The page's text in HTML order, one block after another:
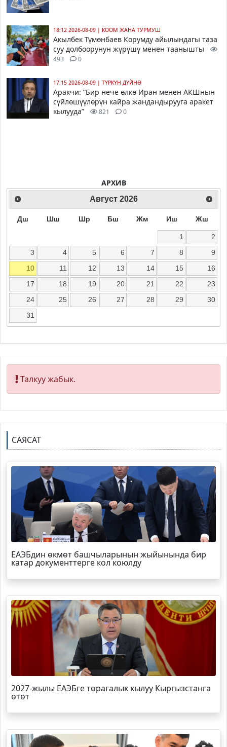
18:12 2026-08-09 | КООМ ЖАНА ТУРМУШ
Акылбек Түмөнбаев Корумду айылындагы таза
суу долбоорунун жүрүшү менен таанышты
493 0
17:15 2026-08-09 | ТҮРКҮН ДҮЙНӨ
Аракчи: “Бир нече өлкө Иран менен АКШнын
сүйлөшүүлөрүн кайра жандандырууга аракет
кылууда”
821 0
АРХИВ
Август 2026
Дш Шш Шр Бш Жм Иш Жш
1
2
3
4 5 6 7 8
9
10
11 12 13 14 15
16
17
18 19 20 21 22
23
24
25 26 27 28 29
30
31
Талкуу жабык.
САЯСАТ
ЕАЭБдин өкмөт башчыларынын жыйынында бир
катар документтерге кол коюлду
2027-жылы ЕАЭБге төрагалык кылуу Кыргызстанга
өтөт